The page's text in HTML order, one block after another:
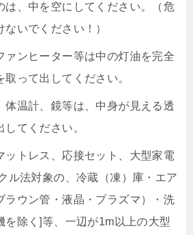
は、中を空にしてください。（危
いでください！）
ァンヒーター等は中の灯油を完全
って出してください。
体温計、鏡等は、中身が見える透
てください。
ットレス、応接セット、大型家電
ル法対象の、冷蔵（凍）庫・エア
ラウン管・液晶・プラズマ）・洗
を除く]等、一辺が1m以上の大型